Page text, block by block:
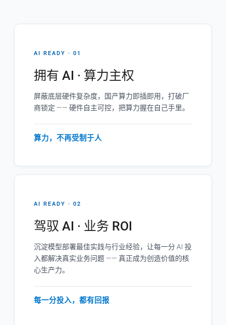
AI READY · 01
拥有 AI · 算力主权
屏蔽底层硬件复杂度，国产算力即插即用，打破厂
商锁定 —— 硬件自主可控，把算力握在自己手里。
算力，不再受制于人
AI READY · 02
驾驭 AI · 业务 ROI
沉淀模型部署最佳实践与行业经验，让每一分 AI 投
入都解决真实业务问题 —— 真正成为创造价值的核
心生产力。
每一分投入，都有回报